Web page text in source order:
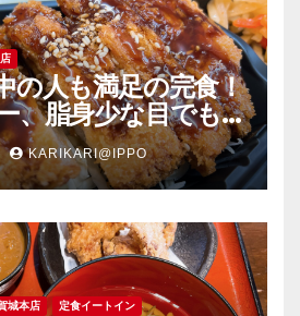
の人も満足の完食！
、脂身少な目でも
ーストンカツ弁当
釜店
KARIKARI@IPPO
城本店 定食イートイン